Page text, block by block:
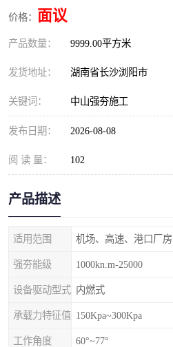
价格： 面议
产品数量： 9999.00平方米
发货地址： 湖南省长沙浏阳市
关键词： 中山强夯施工
发布日期： 2026-08-08
阅 读 量： 102
产品描述
适用范围 机场、高速、港口厂房
强夯能级 1000kn.m-25000
设备驱动型式 内燃式
承载力特征值 150Kpa~300Kpa
工作角度 60°~77°